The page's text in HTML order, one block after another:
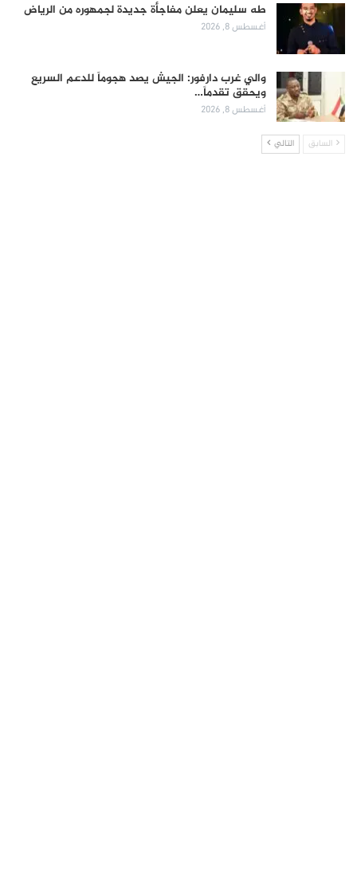
طه سليمان يعلن مفاجأة جديدة لجمهوره من الرياض
أغسطس 8, 2026
والي غرب دارفور: الجيش يصد هجوماً للدعم السريع
ويحقق تقدماً…
أغسطس 8, 2026
السابق التالي